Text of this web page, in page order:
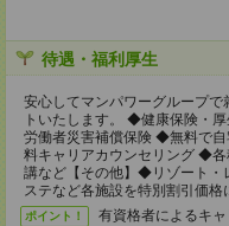
待遇・福利厚生
安⼼してマンパワーグループ
トいたします。 ◆健康保険・
労働者災害補償保険 ◆無料で
料キャリアカウンセリング ◆
講など【その他】◆リゾート・
ステなど各施設を特別割引価
ポイント！
有資格者によるキ